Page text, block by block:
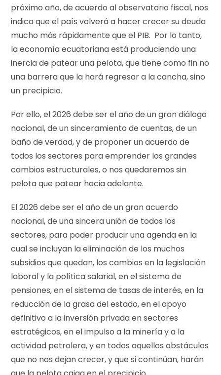
próximo año, de acuerdo al observatorio fiscal, nos
indica que el país volverá a hacer crecer su deuda
mucho más rápidamente que el PIB. Por lo tanto,
la economía ecuatoriana está produciendo una
inercia de patear una pelota, que tiene como fin no
una barrera que la hará regresar a la cancha, sino
un precipicio.
Por ello, el 2026 debe ser el año de un gran diálogo
nacional, de un sinceramiento de cuentas, de un
baño de verdad, y de proponer un acuerdo de
todos los sectores para emprender los grandes
cambios estructurales, o nos quedaremos sin
pelota que patear hacia adelante.
El 2026 debe ser el año de un gran acuerdo
nacional, de una sincera unión de todos los
sectores, para poder producir una agenda en la
cual se incluyan la eliminación de los muchos
subsidios que quedan, los cambios en la legislación
laboral y la política salarial, en el sistema de
pensiones, en el sistema de tasas de interés, en la
reducción de la grasa del estado, en el apoyo
definitivo a la inversión privada en sectores
estratégicos, en el impulso a la minería y a la
actividad petrolera, y en todos aquellos obstáculos
que no nos dejan crecer, y que si continúan, harán